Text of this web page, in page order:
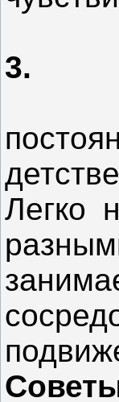
3.
Легко